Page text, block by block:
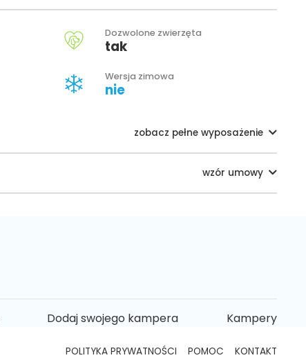
Dozwolone zwierzęta
tak
Wersja zimowa
nie
zobacz pełne wyposażenie
wzór umowy
Dodaj swojego kampera Kampery
POLITYKA PRYWATNOŚCI POMOC KONTAKT